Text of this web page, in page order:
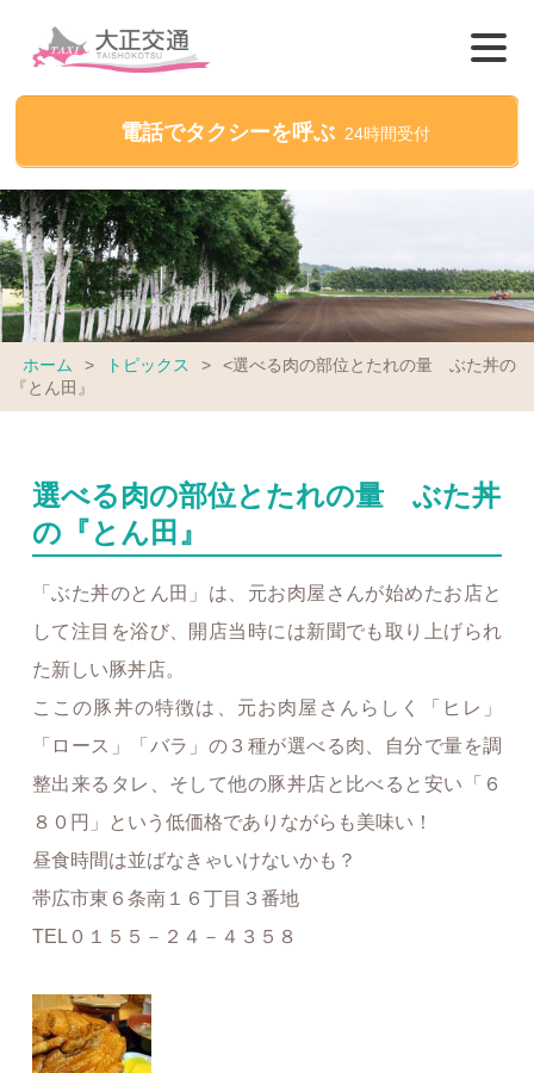
電話でタクシーを呼ぶ 24時間受付
ホーム > トピックス >
<選べる肉の部位とたれの量 ぶた丼の
『とん田』
選べる肉の部位とたれの量 ぶた丼
の『とん田』
「ぶた丼のとん田」は、元お肉屋さんが始めたお店と
して注目を浴び、開店当時には新聞でも取り上げられ
た新しい豚丼店。
ここの豚丼の特徴は、元お肉屋さんらしく「ヒレ」
「ロース」「バラ」の３種が選べる肉、自分で量を調
整出来るタレ、そして他の豚丼店と比べると安い「６
８０円」という低価格でありながらも美味い！
昼食時間は並ばなきゃいけないかも？
帯広市東６条南１６丁目３番地
TEL０１５５－２４－４３５８